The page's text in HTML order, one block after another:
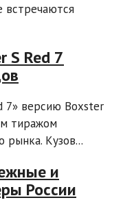
S Red 7
7» версию Boxster
тиражом
рынка. Кузов...
и
России